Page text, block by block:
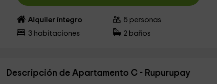
Alquiler íntegro 5 personas
3 habitaciones 2 baños
Descripción de Apartamento C - Rupurupay